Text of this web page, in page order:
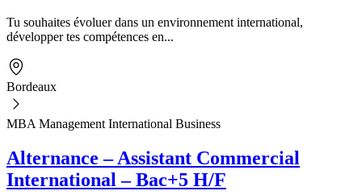
Tu souhaites évoluer dans un environnement international,
développer tes compétences en...
Bordeaux
MBA Management International Business
Alternance – Assistant Commercial
International – Bac+5 H/F